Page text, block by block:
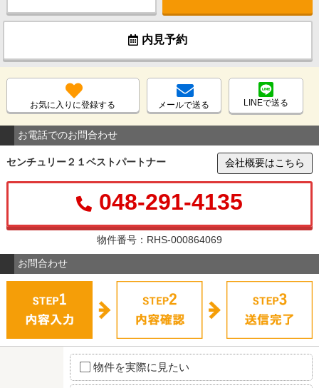
内見予約
お気に入りに登録する メールで送る LINEで送る
お電話でのお問合わせ
センチュリー２１ベストパートナー 会社概要はこちら
048-291-4135
物件番号：RHS-000864069
お問合わせ
物件を実際に見たい